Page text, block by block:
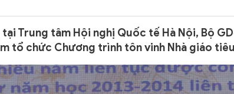
tại Trung tâm Hội nghị Quốc tế Hà Nội, Bộ
tổ chức Chương trình tôn vinh Nhà giáo